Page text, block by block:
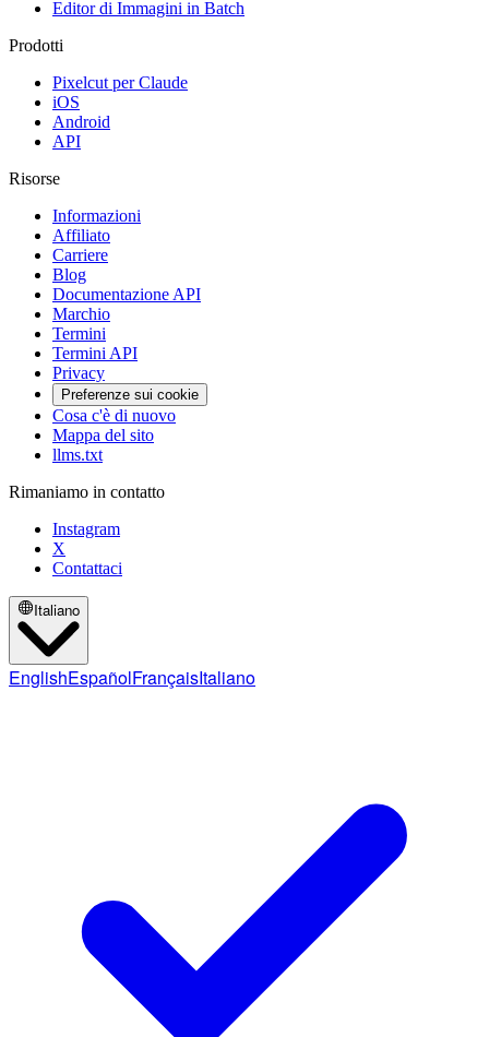
Editor di Immagini in Batch
Prodotti
Pixelcut per Claude
iOS
Android
API
Risorse
Informazioni
Affiliato
Carriere
Blog
Documentazione API
Marchio
Termini
Termini API
Privacy
Preferenze sui cookie
Cosa c'è di nuovo
Mappa del sito
llms.txt
Rimaniamo in contatto
Instagram
X
Contattaci
Italiano
EnglishEspañolFrançaisItaliano